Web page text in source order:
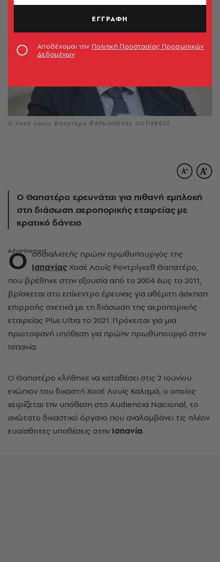
O Χοσέ Λουίς Θαπατέρο ©EPA/MIGUEL GUTIERREZ
Ο Θαπατέρο ερευνάται για πιθανή εμπλοκή
στη διάσωση αεροπορικής εταιρείας με
κρατικό δάνειο
Ο σοσιαλιστής πρώην πρωθυπουργός της
Ισπανίας Χοσέ Λουίς Ροντρίγκεθ Θαπατέρο,
που βρέθηκε στην εξουσία από το 2004 έως το 2011,
βρίσκεται στο επίκεντρο έρευνας για αθέμιτη άσκηση
επιρροής σχετικά με τη διάσωση της αεροπορικής
εταιρείας Plus Ultra το 2021. Πρόκειται για μια
πρωτοφανή υπόθεση για πρώην πρωθυπουργό στην
Ισπανία.
Ο Θαπατέρο κλήθηκε να καταθέσει στις 2 Ιουνίου
ενώπιον του δικαστή Χοσέ Λουίς Καλαμά, ο οποίος
χειρίζεται την υπόθεση στο Audiencia Nacional, το
ανώτατο δικαστικό όργανο που αναλαμβάνει τις πλέον
ευαίσθητες υποθέσεις στην Ισπανία.
ΕΓΓΡΑΦΗ
Αποδέχομαι την Πολιτική Προστασίας Προσωπικών
Δεδομένων